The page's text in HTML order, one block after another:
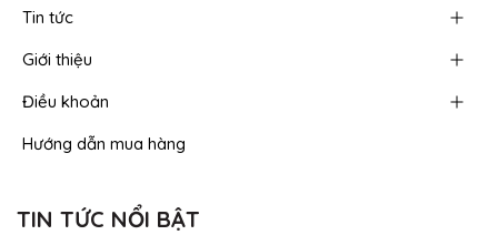
Tin tức
Giới thiệu
Điều khoản
Hướng dẫn mua hàng
TIN TỨC NỔI BẬT